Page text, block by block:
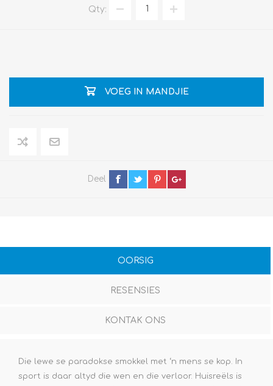
Qty:
VOEG IN MANDJIE
Deel
OORSIG
RESENSIES
KONTAK ONS
Die lewe se paradokse smokkel met ‘n mens se kop. In
sport is daar altyd die wen en die verloor. Huisreëls is